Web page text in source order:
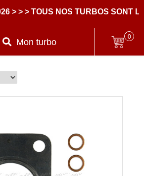
> > > TOUS NOS TURBOS SONT
Mon turbo
0